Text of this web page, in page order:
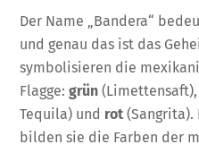
Der Name „Bandera“
und genau das ist das
symbolisieren die
Flagge:grün
Tequila) und rot
bilden sie die Farben der